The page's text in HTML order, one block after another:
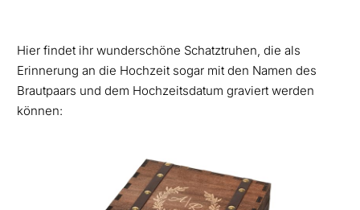
Hier findet ihr wunderschöne Schatztruhen, die als
Erinnerung an die Hochzeit sogar mit den Namen des
Brautpaars und dem Hochzeitsdatum graviert werden
können: